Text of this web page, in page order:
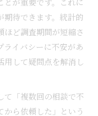
気調査の進め方
とサポート活用術
徹底解説
浮気調査の依頼割
で依頼が増えるの
とが重要です。これに
期待できます。統計的
ほど調査期間が短縮さ
ライバシーに不安があ
用して疑問点を解消し
て「複数回の相談で不
ら依頼した」という